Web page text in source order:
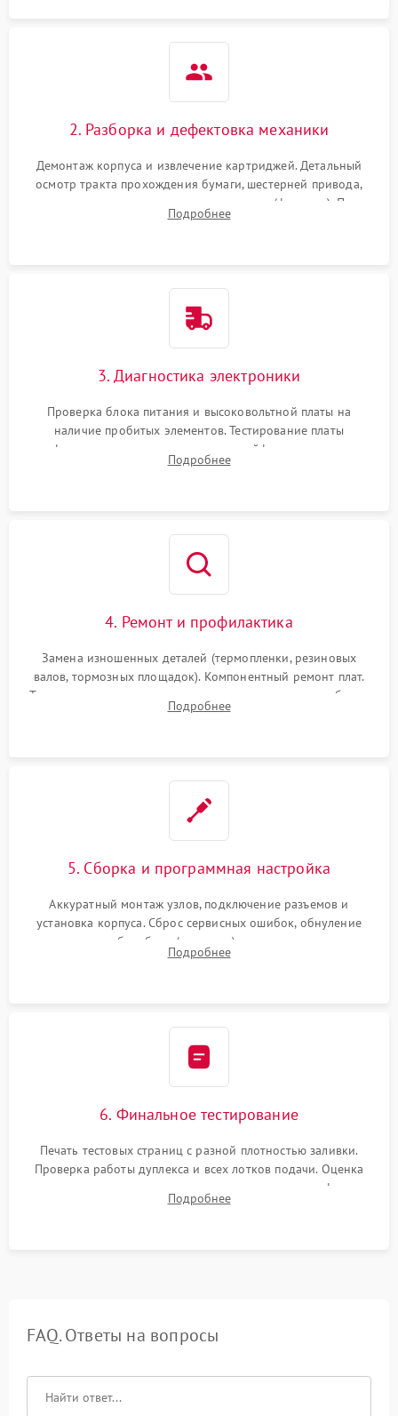
2. Разборка и дефектовка механики
Демонтаж корпуса и извлечение картриджей. Детальный
осмотр тракта прохождения бумаги, шестерней привода,
роликов захвата и узла термозакрепления (фьюзера). Поиск
физического износа и повреждений деталей.
Подробнее
3. Диагностика электроники
Проверка блока питания и высоковольтной платы на
наличие пробитых элементов. Тестирование платы
форматирования, целостности шлейфов, контактов
картриджа и оптопар (датчиков прохождения и наличия
Подробнее
4. Ремонт и профилактика
Замена изношенных деталей (термопленки, резиновых
валов, тормозных площадок). Компонентный ремонт плат.
Тщательная очистка тракта печати, контактов и линз блока
лазера (LSU) от просыпанного тонера и пыли.
Подробнее
5. Сборка и программная настройка
Аккуратный монтаж узлов, подключение разъемов и
установка корпуса. Сброс сервисных ошибок, обнуление
счетчиков абсорбера (памперса) или узла переноса,
обновление прошивки и программная калибровка аппарата.
Подробнее
6. Финальное тестирование
Печать тестовых страниц с разной плотностью заливки.
Проверка работы дуплекса и всех лотков подачи. Оценка
качества запекания тонера и полное отсутствие дефектов
изображения перед выдачей готового устройства.
Подробнее
FAQ. Ответы на вопросы